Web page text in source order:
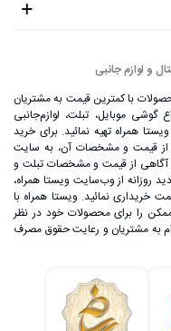
و لوازم جانبی
با کمترین قیمت به مشتریان
گوشی موبایل، تبلت، لوازم‌جانبی
همراه تهیه نمائید. برای خرید
از قیمت و مشخصات آن، به ‌سایت
آگاهی از قیمت و مشخصات تبلت و
روزانه از وب‌سایت ویستا همراه،
خریداری نمائید. ویستا همراه با
را برای محصولات خود در نظر
به مشتریان و رعایت حقوق مصرف